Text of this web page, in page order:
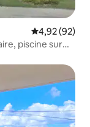
Évaluation
4,92 (92)
piscine sur